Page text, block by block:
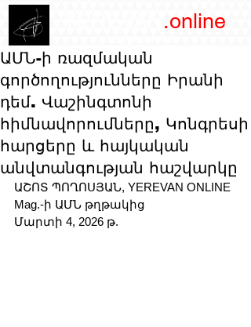
.online
ԱՄՆ-ի ռազմական
գործողությունները Իրանի
դեմ. Վաշինգտոնի
հիմնավորումները, Կոնգրեսի
հարցերը և հայկական
անվտանգության հաշվարկը
ԱՇՈՏ ՊՈՂՈՍՅԱՆ, YEREVAN ONLINE
Mag.-ի ԱՄՆ թղթակից
Մարտի 4, 2026 թ.